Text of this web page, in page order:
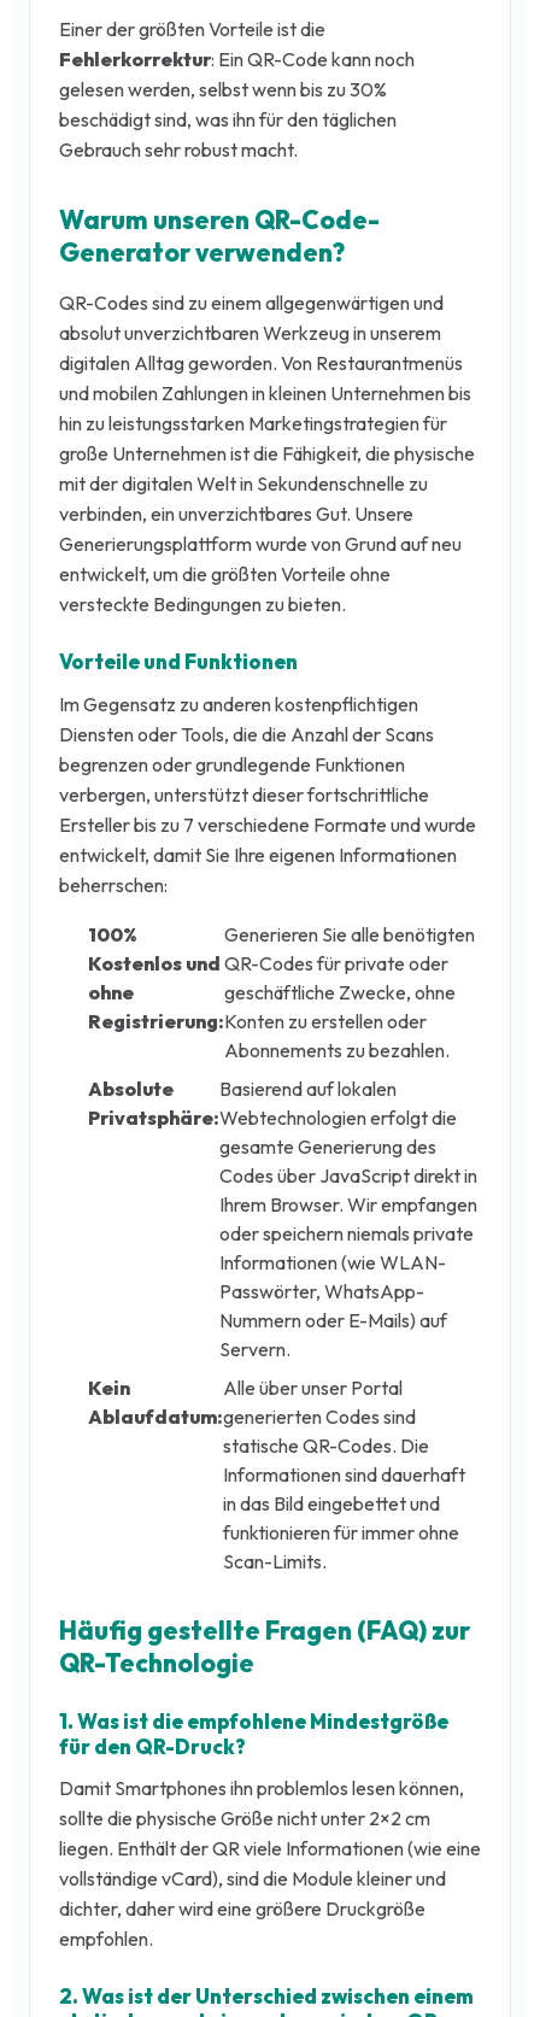
Einer der größten Vorteile ist die
Fehlerkorrektur: Ein QR-Code kann noch
gelesen werden, selbst wenn bis zu 30%
beschädigt sind, was ihn für den täglichen
Gebrauch sehr robust macht.
Warum unseren QR-Code-
Generator verwenden?
QR-Codes sind zu einem allgegenwärtigen und
absolut unverzichtbaren Werkzeug in unserem
digitalen Alltag geworden. Von Restaurantmenüs
und mobilen Zahlungen in kleinen Unternehmen bis
hin zu leistungsstarken Marketingstrategien für
große Unternehmen ist die Fähigkeit, die physische
mit der digitalen Welt in Sekundenschnelle zu
verbinden, ein unverzichtbares Gut. Unsere
Generierungsplattform wurde von Grund auf neu
entwickelt, um die größten Vorteile ohne
versteckte Bedingungen zu bieten.
Vorteile und Funktionen
Im Gegensatz zu anderen kostenpflichtigen
Diensten oder Tools, die die Anzahl der Scans
begrenzen oder grundlegende Funktionen
verbergen, unterstützt dieser fortschrittliche
Ersteller bis zu 7 verschiedene Formate und wurde
entwickelt, damit Sie Ihre eigenen Informationen
beherrschen:
100%
Kostenlos und
ohne
Registrierung:
Generieren Sie alle benötigten
QR-Codes für private oder
geschäftliche Zwecke, ohne
Konten zu erstellen oder
Abonnements zu bezahlen.
Absolute
Privatsphäre:
Basierend auf lokalen
Webtechnologien erfolgt die
gesamte Generierung des
Codes über JavaScript direkt in
Ihrem Browser. Wir empfangen
oder speichern niemals private
Informationen (wie WLAN-
Passwörter, WhatsApp-
Nummern oder E-Mails) auf
Servern.
Kein
Ablaufdatum:
Alle über unser Portal
generierten Codes sind
statische QR-Codes. Die
Informationen sind dauerhaft
in das Bild eingebettet und
funktionieren für immer ohne
Scan-Limits.
Häufig gestellte Fragen (FAQ) zur
QR-Technologie
1. Was ist die empfohlene Mindestgröße
für den QR-Druck?
Damit Smartphones ihn problemlos lesen können,
sollte die physische Größe nicht unter 2×2 cm
liegen. Enthält der QR viele Informationen (wie eine
vollständige vCard), sind die Module kleiner und
dichter, daher wird eine größere Druckgröße
empfohlen.
2. Was ist der Unterschied zwischen einem